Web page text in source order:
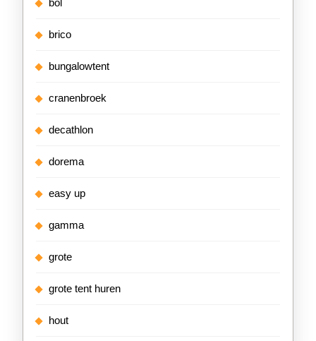
bol
brico
bungalowtent
cranenbroek
decathlon
dorema
easy up
gamma
grote
grote tent huren
hout